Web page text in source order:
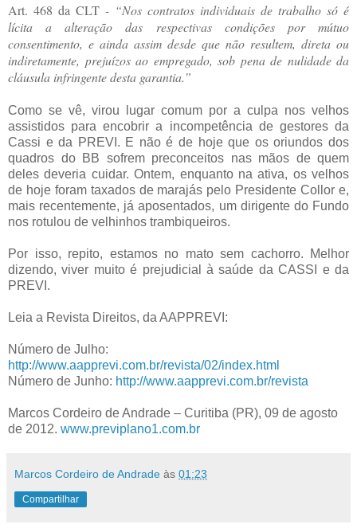
Art. 468 da CLT - “Nos contratos individuais de trabalho só é
lícita a alteração das respectivas condições por mútuo
consentimento, e ainda assim desde que não resultem, direta ou
indiretamente, prejuízos ao empregado, sob pena de nulidade da
cláusula infringente desta garantia.”
Como se vê, virou lugar comum por a culpa nos velhos
assistidos para encobrir a incompetência de gestores da
Cassi e da PREVI. E não é de hoje que os oriundos dos
quadros do BB sofrem preconceitos nas mãos de quem
deles deveria cuidar. Ontem, enquanto na ativa, os velhos
de hoje foram taxados de marajás pelo Presidente Collor e,
mais recentemente, já aposentados, um dirigente do Fundo
nos rotulou de velhinhos trambiqueiros.
Por isso, repito, estamos no mato sem cachorro. Melhor
dizendo, viver muito é prejudicial à saúde da CASSI e da
PREVI.
Leia a Revista Direitos, da AAPPREVI:
Número de Julho:
http://www.aapprevi.com.br/revista/02/index.html
Número de Junho: http://www.aapprevi.com.br/revista
Marcos Cordeiro de Andrade – Curitiba (PR), 09 de agosto
de 2012. www.previplano1.com.br
Marcos Cordeiro de Andrade às 01:23
Compartilhar